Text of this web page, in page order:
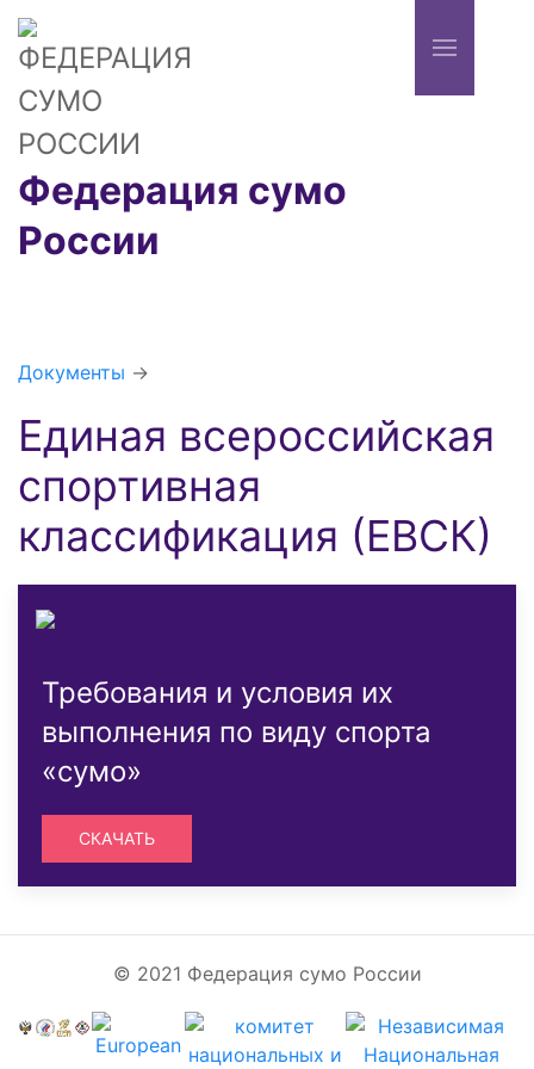
Федерация сумо
России
Документы →
Единая всероссийская
спортивная
классификация (ЕВСК)
Требования и условия их
выполнения по виду спорта
«сумо»
СКАЧАТЬ
© 2021 Федерация сумо России